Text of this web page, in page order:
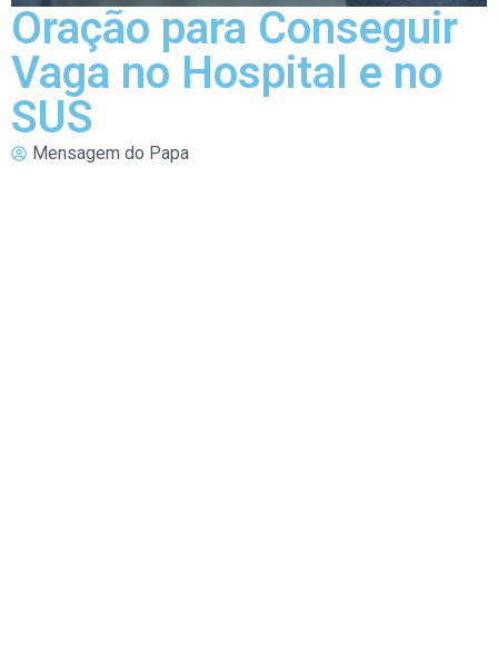
Oração para Conseguir
Vaga no Hospital e no
SUS
Mensagem do Papa